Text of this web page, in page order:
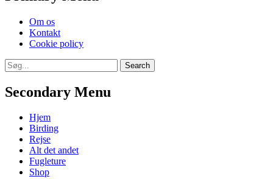
Skip
content
Om os
Kontakt
Cookie policy
Search
Search
for:
Secondary Menu
Skip
content
Hjem
Birding
Rejse
Alt det andet
Fugleture
Shop